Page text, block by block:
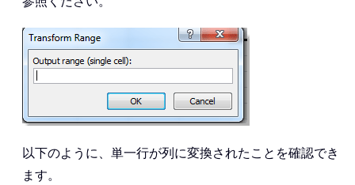
以下のように、単一行が列に変換されたことを確認でき
ます。